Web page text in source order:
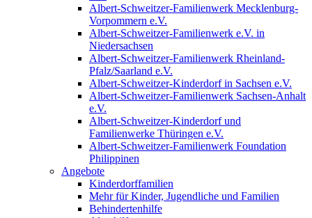
Albert-Schweitzer-Familienwerk Mecklenburg-
Vorpommern e.V.
Albert-Schweitzer-Familienwerk e.V. in
Niedersachsen
Albert-Schweitzer-Familienwerk Rheinland-
Pfalz/Saarland e.V.
Albert-Schweitzer-Kinderdorf in Sachsen e.V.
Albert-Schweitzer-Familienwerk Sachsen-Anhalt
e.V.
Albert-Schweitzer-Kinderdorf und
Familienwerke Thüringen e.V.
Albert-Schweitzer-Familienwerk Foundation
Philippinen
Angebote
Kinderdorffamilien
Mehr für Kinder, Jugendliche und Familien
Behindertenhilfe